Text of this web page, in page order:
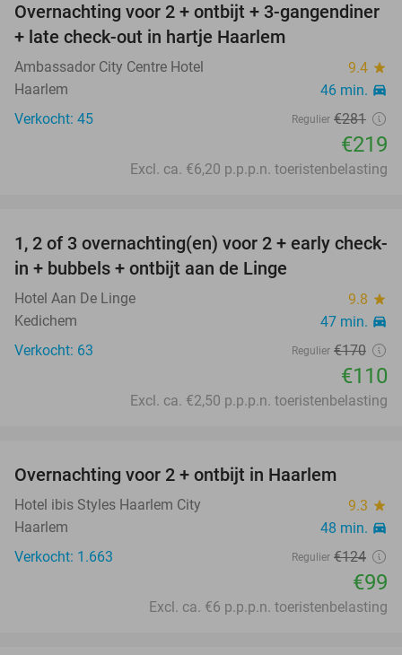
22%
Overnachting voor 2 + ontbijt + 3-gangendiner
+ late check-out in hartje Haarlem
Ambassador City Centre Hotel 9.4 star
Haarlem 46 min. directions_car
Verkocht: 45 Regulier €281
€219
Excl. ca. €6,20 p.p.p.n. toeristenbelasting
35%
1, 2 of 3 overnachting(en) voor 2 + early check-
in + bubbels + ontbijt aan de Linge
Hotel Aan De Linge 9.8 star
Kedichem 47 min. directions_car
Verkocht: 63 Regulier €170
€110
Excl. ca. €2,50 p.p.p.n. toeristenbelasting
Overnachting voor 2 + ontbijt in Haarlem
Hotel ibis Styles Haarlem City 9.3 star
Haarlem 48 min. directions_car
Verkocht: 1.663 Regulier €124
€99
Excl. ca. €6 p.p.p.n. toeristenbelasting